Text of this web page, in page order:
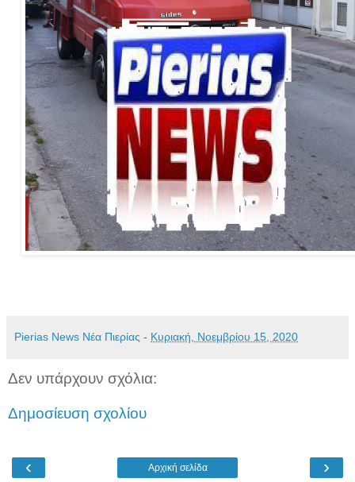
Pierias News Νέα Πιερίας - Κυριακή, Νοεμβρίου 15, 2020
Δεν υπάρχουν σχόλια:
Δημοσίευση σχολίου
‹ ›
Αρχική σελίδα